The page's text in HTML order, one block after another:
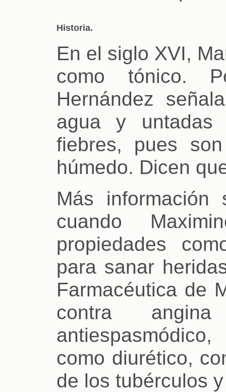
Historia.
En el siglo XVI,
como tónico.
Hernández
agua y
fiebres, pues
húmedo. Dicen
Más
cuando
propiedades
para sanar
Farmacéutica de
contra
como diurético,
de los tubérculos